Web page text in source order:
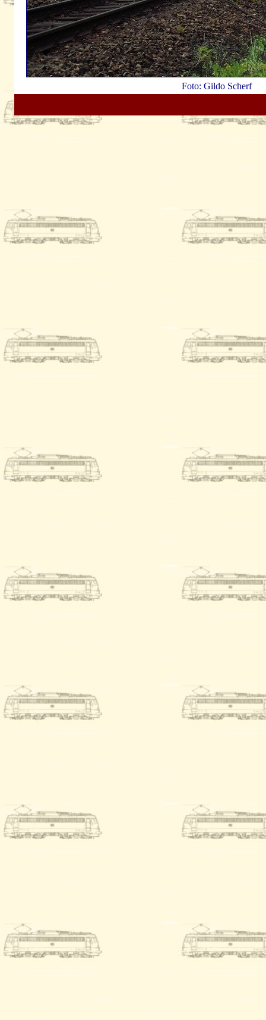
Foto: Gildo Scherf